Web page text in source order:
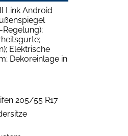
Link Android
Elektrische
Dekoreinlage in
205/55 R17